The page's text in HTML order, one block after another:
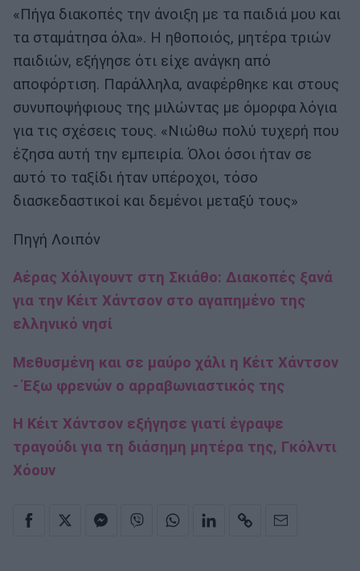
«Πήγα διακοπές την άνοιξη με τα παιδιά μου και
τα σταμάτησα όλα». Η ηθοποιός, μητέρα τριών
παιδιών, εξήγησε ότι είχε ανάγκη από
αποφόρτιση. Παράλληλα, αναφέρθηκε και στους
συνυποψήφιους της μιλώντας με όμορφα λόγια
για τις σχέσεις τους. «Νιώθω πολύ τυχερή που
έζησα αυτή την εμπειρία. Όλοι όσοι ήταν σε
αυτό το ταξίδι ήταν υπέροχοι, τόσο
διασκεδαστικοί και δεμένοι μεταξύ τους»
Πηγή Λοιπόν
Αέρας Χόλιγουντ στη Σκιάθο: Διακοπές ξανά
για την Κέιτ Χάντσον στο αγαπημένο της
ελληνικό νησί
Μεθυσμένη και σε μαύρο χάλι η Κέιτ Χάντσον
- Έξω φρενών ο αρραβωνιαστικός της
Η Κέιτ Χάντσον εξήγησε γιατί έγραψε
τραγούδι για τη διάσημη μητέρα της, Γκόλντι
Χόουν